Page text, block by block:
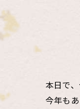
本日で
今年も